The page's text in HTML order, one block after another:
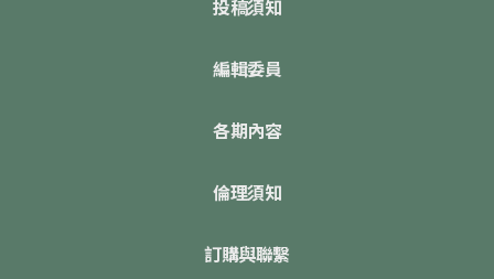
投稿須知
編輯委員
各期內容
倫理須知
訂購與聯繫